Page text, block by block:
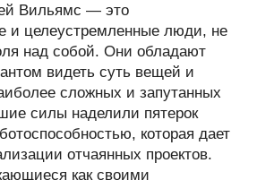
Вильямс — это
и целеустремленные люди, не
над собой. Они обладают
видеть суть вещей и
сложных и запутанных
силы наделили пятерок
которая дает
отчаянных проектов.
как своими